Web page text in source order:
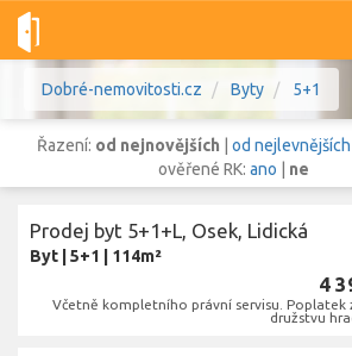
Dobré-nemovitosti.cz Byty 5+1
Lokalita
Řazení: od nejnovějších od nejlevnějších
ověřené RK: ano ne
Prodej byt 5+1+L, Osek, Lidická
Byt 5+1 114m²
4
Včetně kompletního právní servisu. Poplatek
družstvu